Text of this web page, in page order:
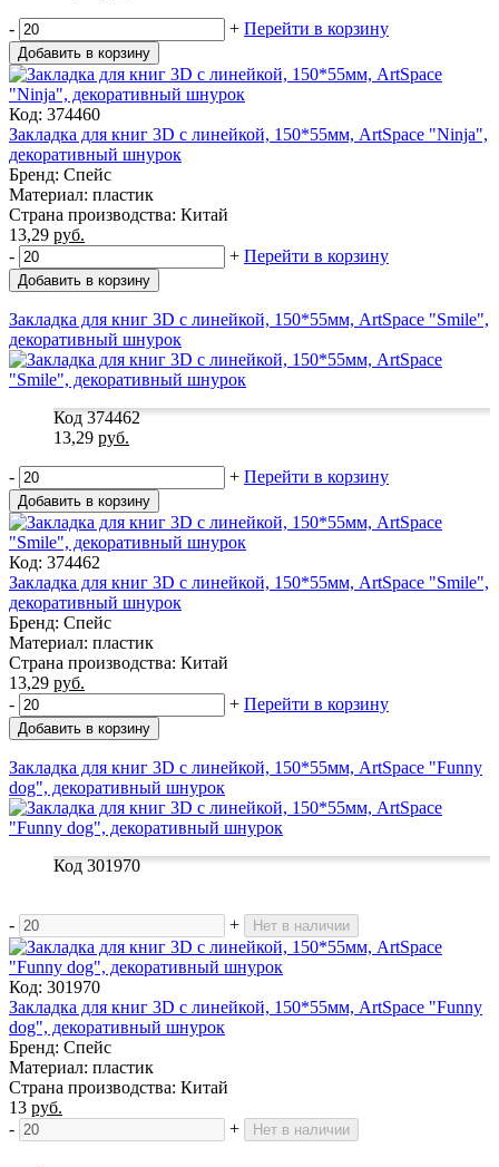
- + Перейти в корзину
Добавить в корзину
Код: 374460
Закладка для книг 3D с линейкой, 150*55мм, ArtSpace "Ninja",
декоративный шнурок
Бренд: Спейс
Материал: пластик
Страна производства: Китай
13,29 руб.
-
+ Перейти в корзину
Добавить в корзину
Закладка для книг 3D с линейкой, 150*55мм, ArtSpace "Smile",
декоративный шнурок
Код 374462
13,29 руб.
- + Перейти в корзину
Добавить в корзину
Код: 374462
Закладка для книг 3D с линейкой, 150*55мм, ArtSpace "Smile",
декоративный шнурок
Бренд: Спейс
Материал: пластик
Страна производства: Китай
13,29 руб.
-
+ Перейти в корзину
Добавить в корзину
Закладка для книг 3D с линейкой, 150*55мм, ArtSpace "Funny
dog", декоративный шнурок
Код 301970
- + Нет в наличии
Код: 301970
Закладка для книг 3D с линейкой, 150*55мм, ArtSpace "Funny
dog", декоративный шнурок
Бренд: Спейс
Материал: пластик
Страна производства: Китай
13 руб.
-
+ Нет в наличии